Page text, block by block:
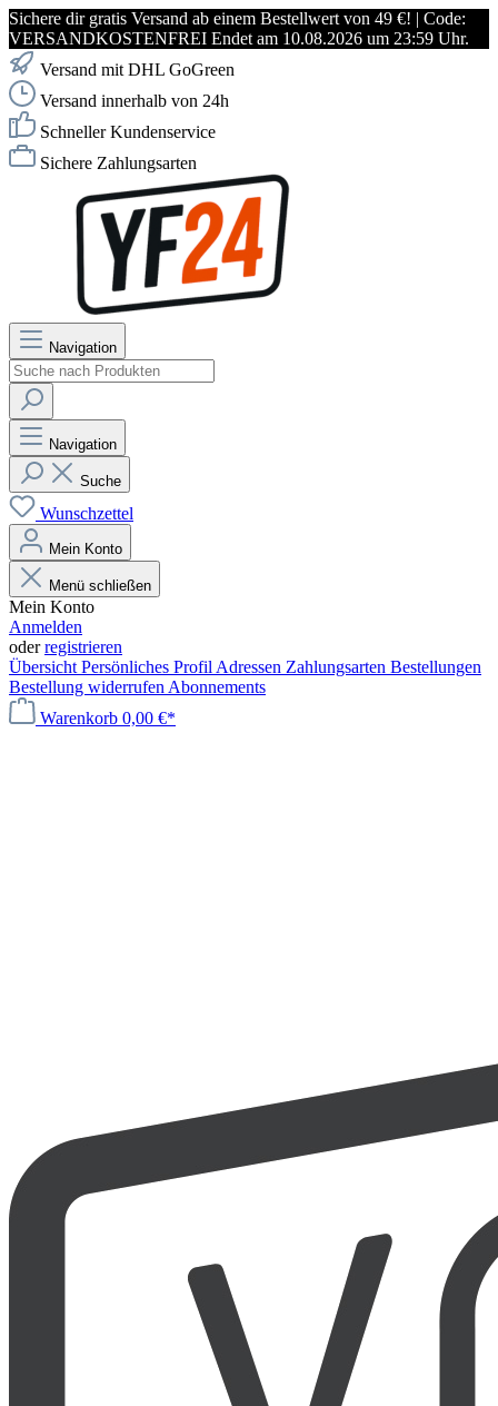
Sichere dir gratis Versand ab einem Bestellwert von 49 €! | Code:
VERSANDKOSTENFREI Endet am 10.08.2026 um 23:59 Uhr.
Versand mit DHL GoGreen
Versand innerhalb von 24h
Schneller Kundenservice
Sichere Zahlungsarten
Navigation
Navigation
Suche
Wunschzettel
Mein Konto
Menü schließen
Mein Konto
Anmelden
oderregistrieren
Übersicht Persönliches Profil Adressen Zahlungsarten Bestellungen
Bestellung widerrufen Abonnements
Warenkorb 0,00 €*